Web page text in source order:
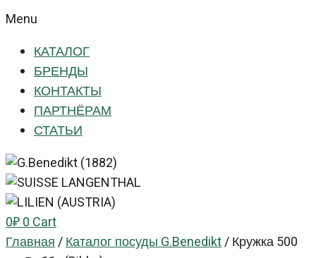
Menu
КАТАЛОГ
БРЕНДЫ
КОНТАКТЫ
ПАРТНЁРАМ
СТАТЬИ
0₽0Cart
Главная/Каталог посуды G.Benedikt/Кружка 500